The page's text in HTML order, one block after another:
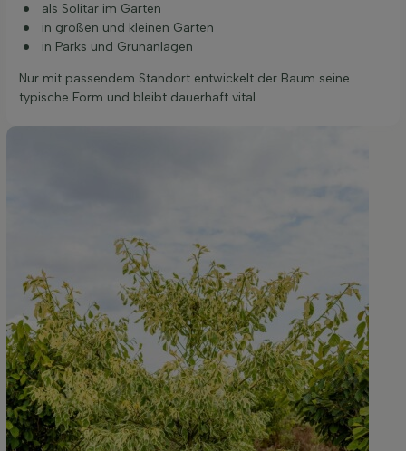
als Solitär im Garten
in großen und kleinen Gärten
in Parks und Grünanlagen
Nur mit passendem Standort entwickelt der Baum seine
typische Form und bleibt dauerhaft vital.